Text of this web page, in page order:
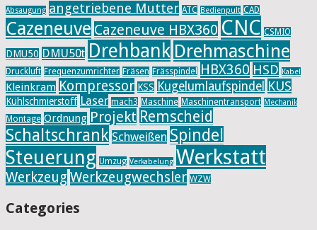
Absaugung angetriebene Mutter ATC Bedienpult CAD
Cazeneuve Cazeneuve HBX360 CNC CSMIO
DMU50 DMU50t Drehbank Drehmaschine
Druckluft Frequenzumrichter Fräsen Frässpindel HBX360 HSD Kabel
Kleinkram Kompressor KSS Kugelumlaufspindel KUS
Kühlschmierstoff Laser mach3 Maschine Maschinentransport Mechanik
Montage Ordnung Projekt Remscheid
Schaltschrank Schweißen Spindel
Steuerung Umzug Verkabelung Werkstatt
Werkzeug Werkzeugwechsler WZW
Categories